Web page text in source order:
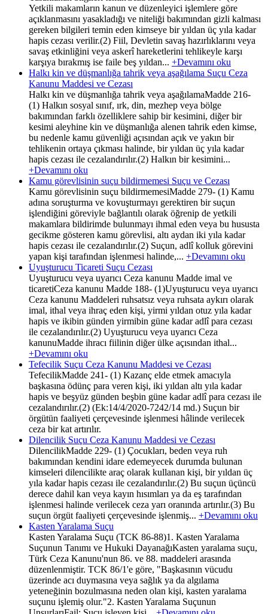
Yetkili makamların kanun ve düzenleyici işlemlere göre
açıklanmasını yasakladığı ve niteliği bakımından gizli kalması
gereken bilgileri temin eden kimseye bir yıldan üç yıla kadar
hapis cezası verilir.(2) Fiil, Devletin savaş hazırlıklarını veya
savaş etkinliğini veya askerî hareketlerini tehlikeyle karşı
karşıya bırakmış ise faile beş yıldan... +Devamını oku
Halkı kin ve düşmanlığa tahrik veya aşağılama Suçu Ceza
Kanunu Maddesi ve Cezası
Halkı kin ve düşmanlığa tahrik veya aşağılamaMadde 216-
(1) Halkın sosyal sınıf, ırk, din, mezhep veya bölge
bakımından farklı özelliklere sahip bir kesimini, diğer bir
kesimi aleyhine kin ve düşmanlığa alenen tahrik eden kimse,
bu nedenle kamu güvenliği açısından açık ve yakın bir
tehlikenin ortaya çıkması halinde, bir yıldan üç yıla kadar
hapis cezası ile cezalandırılır.(2) Halkın bir kesimini...
+Devamını oku
Kamu görevlisinin suçu bildirmemesi Suçu ve Cezası
Kamu görevlisinin suçu bildirmemesiMadde 279- (1) Kamu
adına soruşturma ve kovuşturmayı gerektiren bir suçun
işlendiğini göreviyle bağlantılı olarak öğrenip de yetkili
makamlara bildirimde bulunmayı ihmal eden veya bu hususta
gecikme gösteren kamu görevlisi, altı aydan iki yıla kadar
hapis cezası ile cezalandırılır.(2) Suçun, adlî kolluk görevini
yapan kişi tarafından işlenmesi halinde,... +Devamını oku
Uyuşturucu Ticareti Suçu Cezası
Uyuşturucu veya uyarıcı Ceza kanunu Madde imal ve
ticaretiCeza kanunu Madde 188- (1)Uyuşturucu veya uyarıcı
Ceza kanunu Maddeleri ruhsatsız veya ruhsata aykırı olarak
imal, ithal veya ihraç eden kişi, yirmi yıldan otuz yıla kadar
hapis ve ikibin günden yirmibin güne kadar adlî para cezası
ile cezalandırılır.(2) Uyuşturucu veya uyarıcı Ceza
kanunuMadde ihracı fiilinin diğer ülke açısından ithal...
+Devamını oku
Tefecilik Suçu Ceza Kanunu Maddesi ve Cezası
TefecilikMadde 241- (1) Kazanç elde etmek amacıyla
başkasına ödünç para veren kişi, iki yıldan altı yıla kadar
hapis ve beşyüz günden beşbin güne kadar adlî para cezası ile
cezalandırılır.(2) (Ek:14/4/2020-7242/14 md.) Suçun bir
örgütün faaliyeti çerçevesinde işlenmesi hâlinde verilecek
ceza bir kat artırılır.
Dilencilik Suçu Ceza Kanunu Maddesi ve Cezası
DilencilikMadde 229- (1) Çocukları, beden veya ruh
bakımından kendini idare edemeyecek durumda bulunan
kimseleri dilencilikte araç olarak kullanan kişi, bir yıldan üç
yıla kadar hapis cezası ile cezalandırılır.(2) Bu suçun üçüncü
derece dahil kan veya kayın hısımları ya da eş tarafından
işlenmesi halinde verilecek ceza yarı oranında artırılır.(3) Bu
suçun örgüt faaliyeti çerçevesinde işlenmiş... +Devamını oku
Kasten Yaralama Suçu
Kasten Yaralama Suçu (TCK 86-88)1. Kasten Yaralama
Suçunun Tanımı ve Hukuki DayanağıKasten yaralama suçu,
Türk Ceza Kanunu'nun 86. ve 88. maddeleri arasında
düzenlenmiştir. TCK 86/1'e göre, "Başkasının vücudu
üzerinde acı duymasına veya sağlık ya da algılama
yeteneğinin bozulmasına neden olan kişi, kasten yaralama
suçunu işlemiş olur."2. Kasten Yaralama Suçunun